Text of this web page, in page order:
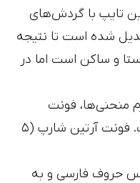
تایپ با گردش‌های
شده است تا نتیجه
و ساکن است اما در
منحنی‌ها، فونت
خلق شده است. فونت آرتین شارپ (۵
حروف فارسی و به